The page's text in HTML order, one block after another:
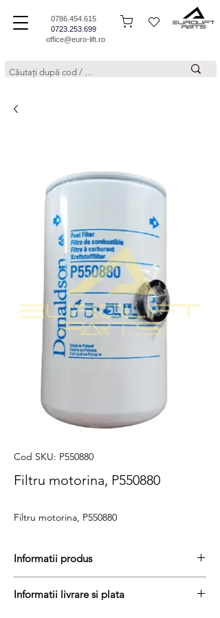
0786.454.615
0723.253.699
office@euro-lift.ro
Cod SKU: P550880
Filtru motorina, P550880
Filtru motorina, P550880
Informatii produs
livrare
Informatii livrare si plata